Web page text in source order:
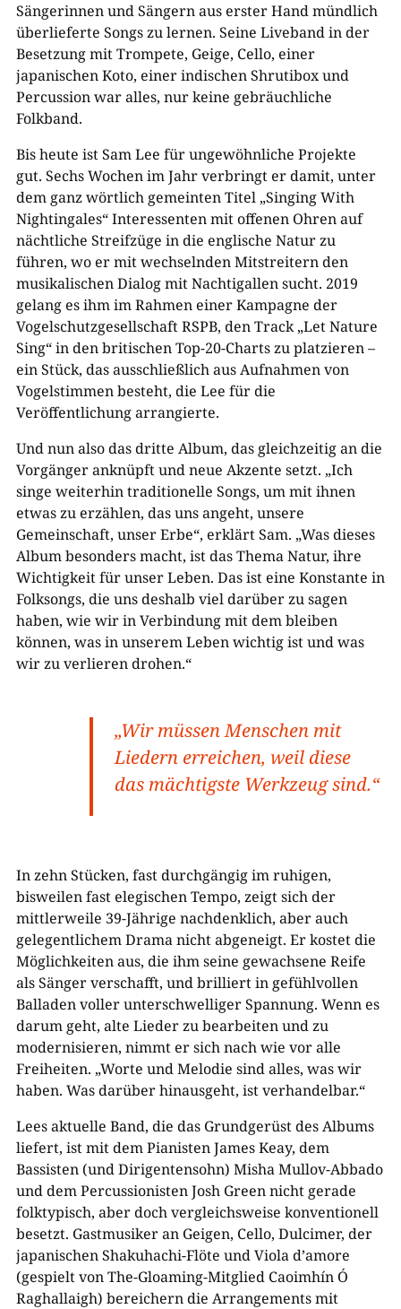
Sängerinnen und Sängern aus erster Hand mündlich
überlieferte Songs zu lernen. Seine Liveband in der
Besetzung mit Trompete, Geige, Cello, einer
japanischen Koto, einer indischen Shrutibox und
Percussion war alles, nur keine gebräuchliche
Folkband.
Bis heute ist Sam Lee für ungewöhnliche Projekte
gut. Sechs Wochen im Jahr verbringt er damit, unter
dem ganz wörtlich gemeinten Titel „Singing With
Nightingales“ Interessenten mit offenen Ohren auf
nächtliche Streifzüge in die englische Natur zu
führen, wo er mit wechselnden Mitstreitern den
musikalischen Dialog mit Nachtigallen sucht. 2019
gelang es ihm im Rahmen einer Kampagne der
Vogelschutzgesellschaft RSPB, den Track „Let Nature
Sing“ in den britischen Top-20-Charts zu platzieren –
ein Stück, das ausschließlich aus Aufnahmen von
Vogelstimmen besteht, die Lee für die
Veröffentlichung arrangierte.
Und nun also das dritte Album, das gleichzeitig an die
Vorgänger anknüpft und neue Akzente setzt. „Ich
singe weiterhin traditionelle Songs, um mit ihnen
etwas zu erzählen, das uns angeht, unsere
Gemeinschaft, unser Erbe“, erklärt Sam. „Was dieses
Album besonders macht, ist das Thema Natur, ihre
Wichtigkeit für unser Leben. Das ist eine Konstante in
Folksongs, die uns deshalb viel darüber zu sagen
haben, wie wir in Verbindung mit dem bleiben
können, was in unserem Leben wichtig ist und was
wir zu verlieren drohen.“
„Wir müssen Menschen mit
Liedern erreichen, weil diese
das mächtigste Werkzeug sind.“
In zehn Stücken, fast durchgängig im ruhigen,
bisweilen fast elegischen Tempo, zeigt sich der
mittlerweile 39-Jährige nachdenklich, aber auch
gelegentlichem Drama nicht abgeneigt. Er kostet die
Möglichkeiten aus, die ihm seine gewachsene Reife
als Sänger verschafft, und brilliert in gefühlvollen
Balladen voller unterschwelliger Spannung. Wenn es
darum geht, alte Lieder zu bearbeiten und zu
modernisieren, nimmt er sich nach wie vor alle
Freiheiten. „Worte und Melodie sind alles, was wir
haben. Was darüber hinausgeht, ist verhandelbar.“
Lees aktuelle Band, die das Grundgerüst des Albums
liefert, ist mit dem Pianisten James Keay, dem
Bassisten (und Dirigentensohn) Misha Mullov-Abbado
und dem Percussionisten Josh Green nicht gerade
folktypisch, aber doch vergleichsweise konventionell
besetzt. Gastmusiker an Geigen, Cello, Dulcimer, der
japanischen Shakuhachi-Flöte und Viola d’amore
(gespielt von The-Gloaming-Mitglied Caoimhín Ó
Raghallaigh) bereichern die Arrangements mit